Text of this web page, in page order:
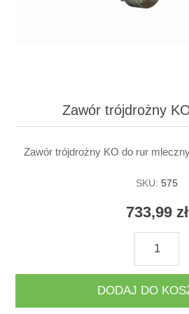
Zawór trójdrożny
Zawór trójdrożny KO do rur
SKU: 575
733,99 zł
DODAJ DO